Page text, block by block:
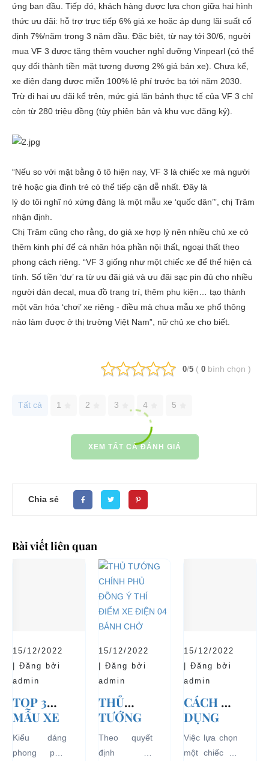
ứng ban đầu. Tiếp đó, khách hàng được lựa chọn giữa hai hình
thức ưu đãi: hỗ trợ trực tiếp 6% giá xe hoặc áp dụng lãi suất cố
định 7%/năm trong 3 năm đầu. Đặc biệt, từ nay tới 30/6, người
mua VF 3 được tặng thêm voucher nghỉ dưỡng Vinpearl (có thể
quy đổi thành tiền mặt tương đương 2% giá bán xe). Chưa kể,
xe điện đang được miễn 100% lệ phí trước bạ tới năm 2030.
Trừ đi hai ưu đãi kể trên, mức giá lăn bánh thực tế của VF 3 chỉ
còn từ 280 triệu đồng (tùy phiên bản và khu vực đăng ký).
“Nếu so với mặt bằng ô tô hiện nay, VF 3 là chiếc xe mà người
trẻ hoặc gia đình trẻ có thể tiếp cận dễ nhất. Đây là
lý do tôi nghĩ nó xứng đáng là một mẫu xe ‘quốc dân’”, chị Trâm
nhận định.
Chị Trâm cũng cho rằng, do giá xe hợp lý nên nhiều chủ xe có
thêm kinh phí để cá nhân hóa phần nội thất, ngoại thất theo
phong cách riêng. “VF 3 giống như một chiếc xe để thể hiện cá
tính. Số tiền ‘dư’ ra từ ưu đãi giá và ưu đãi sạc pin đủ cho nhiều
người dán decal, mua đồ trang trí, thêm phụ kiện… tạo thành
một văn hóa ‘chơi’ xe riêng - điều mà chưa mẫu xe phổ thông
nào làm được ở thị trường Việt Nam”, nữ chủ xe cho biết.
0/5 ( 0 bình chọn )
Tất cả 1 2 3 4 5
XEM TẤT CẢ ĐÁNH GIÁ
Chia sẻ
Bài viết liên quan
15/12/2022
| Đăng bởi
admin
TOP 3
MẪU XE
Ô TÔ
ĐIỆN
Kiểu dáng
phong phú,
15/12/2022
| Đăng bởi
admin
THỦ
TƯỚNG
CHÍNH
PHỦ
Theo quyết
định số
15/12/2022
| Đăng bởi
admin
CÁCH SỬ
DỤNG
XE Ô TÔ
ĐIỆN ĐỂ
Việc lựa chọn
một chiếc xe